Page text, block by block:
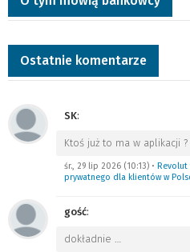
Ostatnie komentarze
SK:
Ktoś już to ma w aplikacji ?
śr., 29 lip 2026 (10:13) • Revolut
prywatnego dla klientów w
gość:
dokładnie …